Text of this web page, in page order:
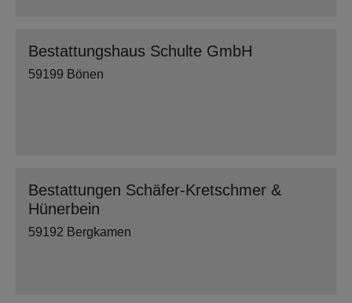
Bestattungshaus Schulte GmbH
59199 Bönen
Bestattungen Schäfer-Kretschmer &
Hünerbein
59192 Bergkamen